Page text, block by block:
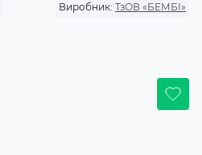
Виробник: ТзОВ «БЕМБІ»